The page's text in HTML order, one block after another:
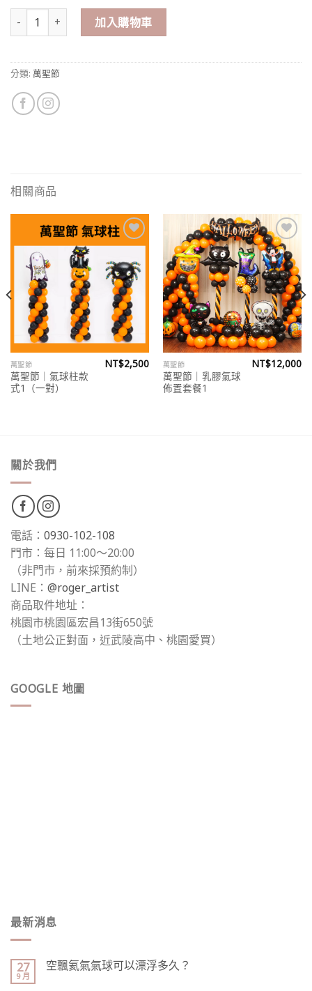
萬聖節｜四葉草氣球柱（一對，可放置較久） 數量
加入購物車
分類: 萬聖節
相關商品
Add to
wishlist
萬聖節
萬聖節｜氣球柱款
式1（一對）
NT$2,500
Add to
wishlist
萬聖節
萬聖節｜乳膠氣球
佈置套餐1
NT$12,000
關於我們
電話： 0930-102-108
門市：每日 11:00～20:00
（非門市，前來採預約制）
LINE： @roger_artist
商品取件地址：
桃園市桃園區宏昌13街650號
（土地公正對面，近武陵高中、桃園愛買）
GOOGLE 地圖
最新消息
27
9 月
空飄氦氣氣球可以漂浮多久？